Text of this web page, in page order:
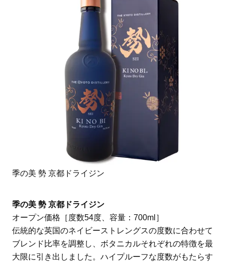
季の美 勢 京都ドライジン
季の美 勢 京都ドライジン
オープン価格［度数54度、容量：700ml］
伝統的な英国のネイビーストレングスの度数に合わせて
ブレンド比率を調整し、ボタニカルそれぞれの特徴を最
大限に引き出しました。ハイプルーフな度数がもたらす